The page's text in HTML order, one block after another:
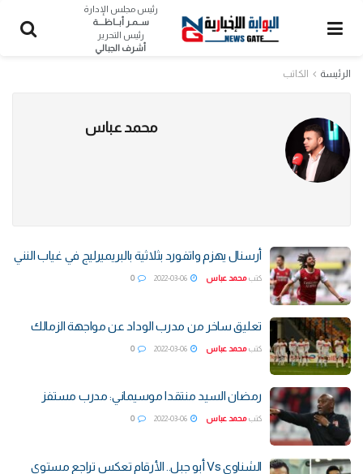
رئيس مجلس الإدارة
ســمـر أبــاظــــة
رئيس التحرير
أشرف الجبالي
الرئيسة الكاتب
محمد عباس
أرسنال يهزم واتفورد بثلاثية بالبريميرليج في غياب النني
كتب محمد عباس 0
تعليق ساخر من مدرب الوداد عن مواجهة الزمالك
كتب محمد عباس 0
رمضان السيد منتقدا موسيماني: مدرب مستفز
كتب محمد عباس 0
الشناوي Vs أبو جبل.. الأرقام تعكس تراجع مستوى